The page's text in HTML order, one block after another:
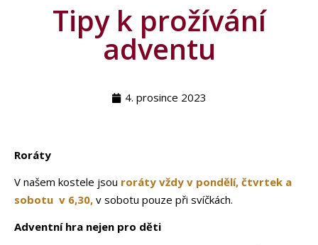
Tipy k prožívání
adventu
4. prosince 2023
Roráty
V našem kostele jsou roráty vždy v pondělí, čtvrtek a
sobotu v 6,30, v sobotu pouze při svíčkách.
Adventní hra nejen pro děti